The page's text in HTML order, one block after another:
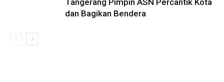
dan Bagikan Bendera